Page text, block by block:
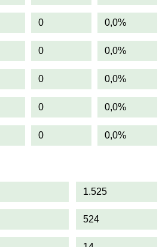
0 0,0%
0 0,0%
0 0,0%
0 0,0%
0 0,0%
1.525
524